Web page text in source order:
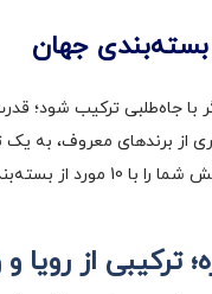
جاه‌طلبی ترکیب شود؛
از برندهای معروف، به
از پاسخ سوال خود برسید.
ترکیبی از رویا